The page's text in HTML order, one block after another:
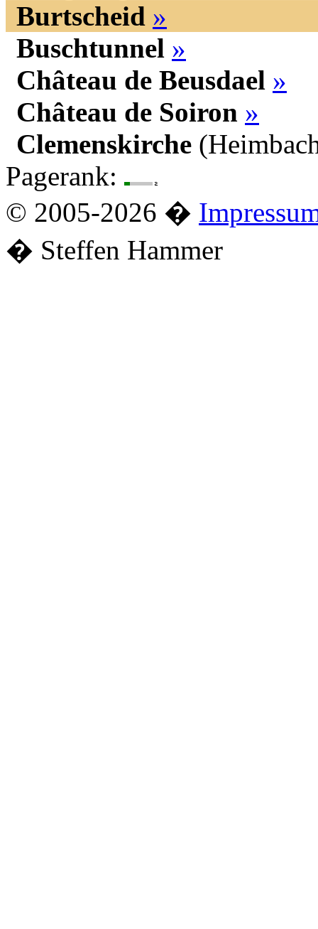
Burtscheid »
Buschtunnel »
Château de Beusdael »
Château de Soiron »
Clemenskirche
Pagerank:
© 2005-2026 �
� Steffen Hammer